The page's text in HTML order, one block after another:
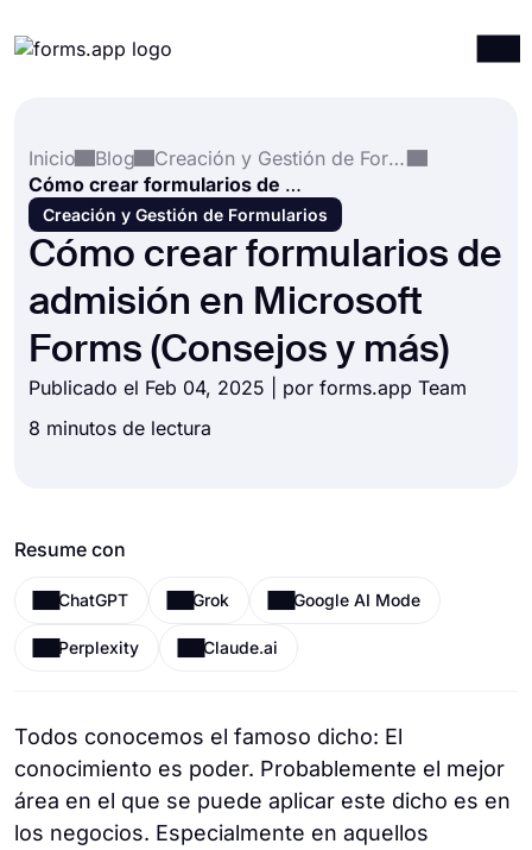
Integraciones
Plantillas
Recursos
Precios
Inicio
Blog
Creación y Gestión de Formularios
Cómo crear formularios de admisión en Microsoft Forms (Consejos y más)
Creación y Gestión de Formularios
Cómo crear formularios de
admisión en Microsoft
Forms (Consejos y más)
Publicado el Feb 04, 2025 | por forms.app Team
8 minutos de lectura
Resume con
ChatGPT Grok Google AI Mode
Perplexity Claude.ai
Todos conocemos el famoso dicho: El
conocimiento es poder. Probablemente el mejor
área en el que se puede aplicar este dicho es en
los negocios. Especialmente en aquellos